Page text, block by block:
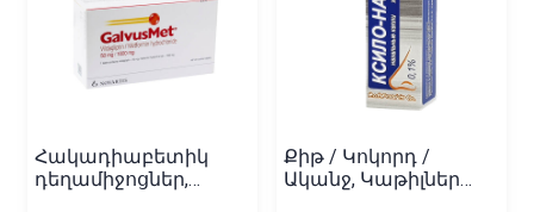
Հակադիաբետիկ
դեղամիջոցներ,
Քիթ / Կոկորդ /
Ականջ, Կաթիլներ